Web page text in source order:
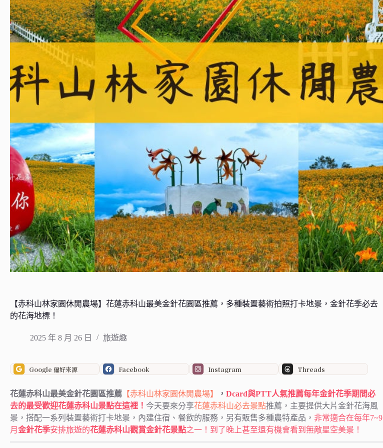
【赤科山林家園休閒農場】花蓮赤科山最美金針花園區推薦，多種裝置藝術拍照打卡地景，金針花季必去
的花海地標！
2025 年 8 月 26 日 旅遊趣
Google 偏好來源 Facebook Instagram Threads
花蓮赤科山最美金針花園區推薦 【赤科山林家園休閒農場】 ， Dcard與PTT人氣推薦每年金針花季期間必
去的最受歡迎花蓮赤科山景點在這裡！ 今天要來分享花蓮赤科山必去景點推薦，主要提供大片金針花海風
景，搭配一系列裝置藝術打卡地景，內建住宿、餐飲的服務，另有販售多種農特產品， 非常適合在每年7~9
月 金針花季安排旅遊的花蓮赤科山觀賞金針花景點之一！到了晚上甚至還有機會看到無敵星空美景！